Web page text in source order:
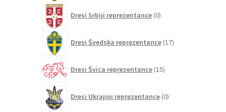
Dresi Srbiji reprezentance 0izdelkov
Dresi Švedska reprezentance 17izdelkov
Dresi Švica reprezentance 15izdelkov
Dresi Ukrajini reprezentance 0izdelkov